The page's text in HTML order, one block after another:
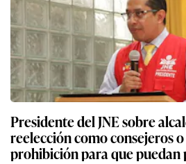
Presidente del JNE sobre
reelección como consejeros
prohibición para que